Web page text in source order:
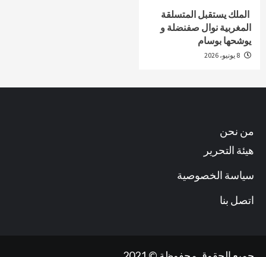
الملك يستقبل المتسلقة
المغربية نوال صفنضلة و
يوشحها بوسام
من نحن
هيئة التحرير
سياسة الخصوصية
اتصل بنا